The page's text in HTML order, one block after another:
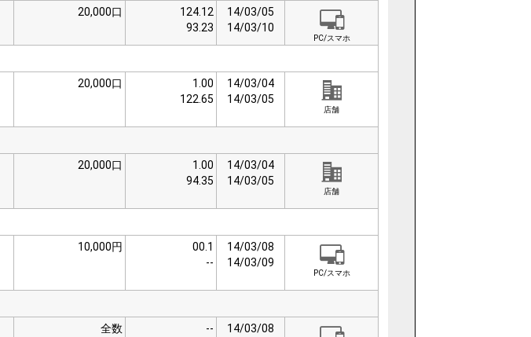
20,000口
124.12
93.23
14/03/05
14/03/10
PC/スマホ
20,000口
1.00
122.65
14/03/04
14/03/05
店舗
20,000口
1.00
94.35
14/03/04
14/03/05
店舗
10,000円
00.1
--
14/03/08
14/03/09
PC/スマホ
全数
--
14/03/08